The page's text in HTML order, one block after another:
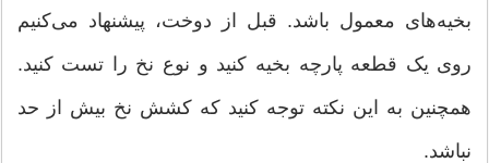
بخیه‌های معمول باشد. قبل از دوخت، پیشنهاد می‌کنیم
روی یک قطعه پارچه بخیه کنید و نوع نخ را تست کنید.
همچنین به این نکته توجه کنید که کشش نخ بیش از حد
نباشد.